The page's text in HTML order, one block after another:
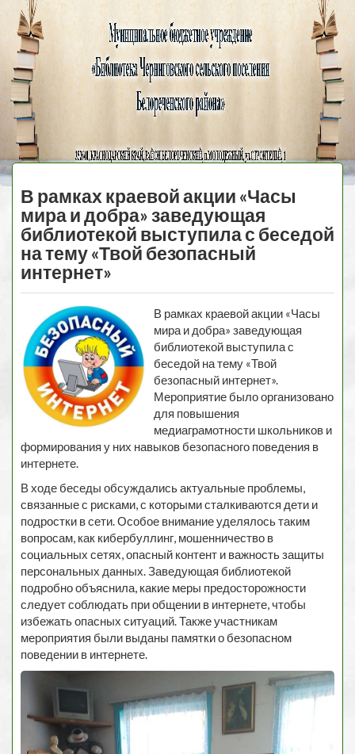
Черниговская
библиотека
МЕНЮ
В рамках краевой акции «Часы
мира и добра» заведующая
библиотекой выступила с беседой
на тему «Твой безопасный
интернет»
В рамках краевой акции «Часы
мира и добра» заведующая
библиотекой выступила с
беседой на тему «Твой
безопасный интернет».
Мероприятие было организовано
для повышения
медиаграмотности школьников и
формирования у них навыков безопасного поведения в
интернете.
В ходе беседы обсуждались актуальные проблемы,
связанные с рисками, с которыми сталкиваются дети и
подростки в сети. Особое внимание уделялось таким
вопросам, как кибербуллинг, мошенничество в
социальных сетях, опасный контент и важность защиты
персональных данных. Заведующая библиотекой
подробно объяснила, какие меры предосторожности
следует соблюдать при общении в интернете, чтобы
избежать опасных ситуаций. Также участникам
мероприятия были выданы памятки о безопасном
поведении в интернете.